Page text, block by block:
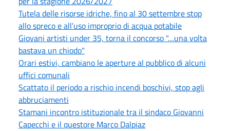
Tutela delle risorse idriche, fino al 30 settembre stop
allo spreco e all’uso improprio di acqua potabile
Giovani artisti under 35, torna il concorso "…una volta
bastava un chiodo"
Orari estivi, cambiano le aperture al pubblico di alcuni
uffici comunali
Scattato il periodo a rischio incendi boschivi, stop agli
abbruciamenti
Stamani incontro istituzionale tra il sindaco Giovanni
Capecchi e il questore Marco Dalpiaz